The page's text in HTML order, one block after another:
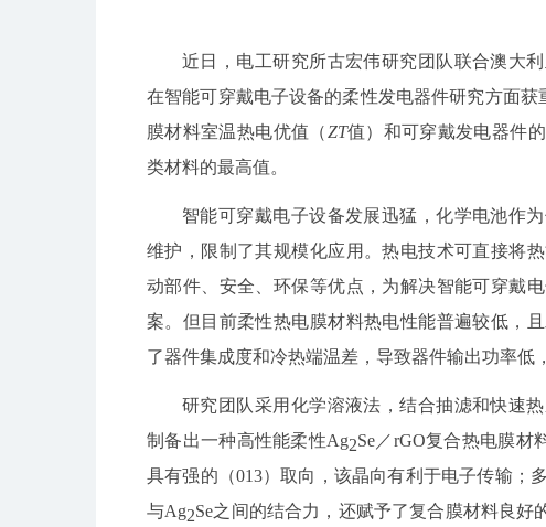
近日， 电工研究所古宏伟研究团队联合澳大
在智能可穿戴电子设备的柔性发电器件研究方面获
膜材料室温热电优值（ZT值）和可穿戴发电器件
类材料的最高值。
智能可穿戴电子设备发展迅猛，化学电池作
维护，限制了其规模化应用。热电技术可直接将
动部件、安全、环保等优点，为解决智能可穿戴
案。但目前柔性热电膜材料热电性能普遍较低，
了器件集成度和冷热端温差，导致器件输出功率低
研究团队采用化学溶液法，结合抽滤和快速
制备出一种高性能柔性Ag2Se／rGO复合热电膜材
具有强的（013）取向，该晶向有利于电子传输；
与Ag2Se之间的结合力，还赋予了复合膜材料良好